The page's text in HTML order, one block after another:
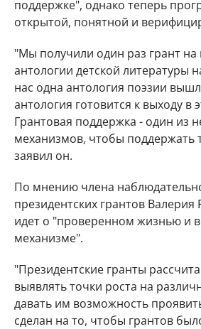
поддержке", однако теперь
открытой, понятной и
"Мы получили один раз грант на
антологии детской литературы
нас одна антология поэзии
антология готовится к выходу в
Грантовая поддержка - один из
механизмов, чтобы поддержать
заявил он.
По мнению члена
президентских грантов Валерия
идет о "проверенном жизнью и
механизме".
"Президентские гранты
выявлять точки роста на
давать им возможность
сделан на то, чтобы грантов